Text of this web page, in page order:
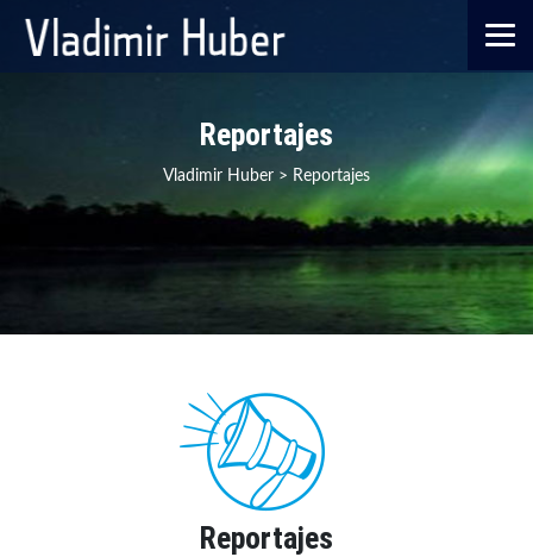
Reportajes
Vladimir Huber > Reportajes
Reportajes